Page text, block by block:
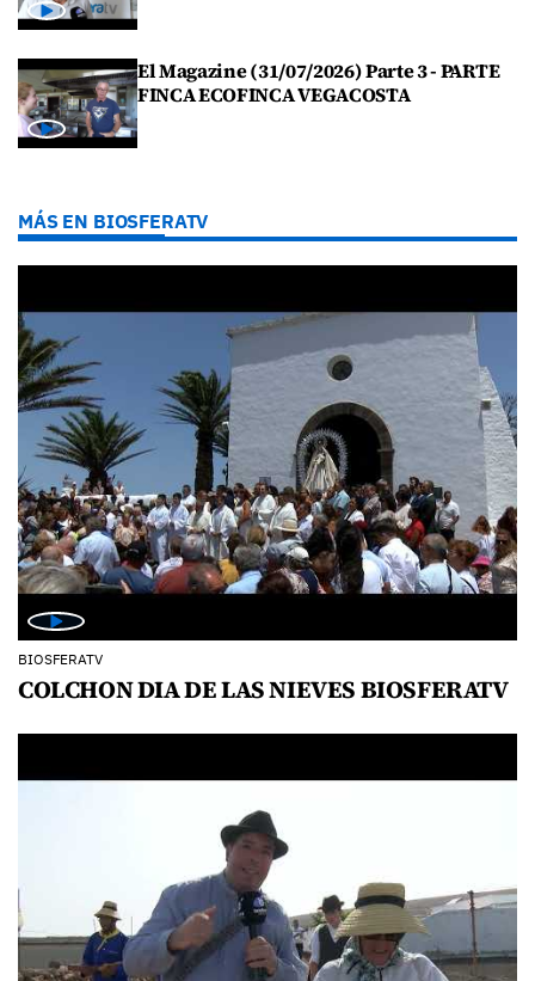
El Magazine (31/07/2026) Parte 3 - PARTE
FINCA ECOFINCA VEGACOSTA
MÁS EN BIOSFERATV
BIOSFERATV
COLCHON DIA DE LAS NIEVES BIOSFERATV